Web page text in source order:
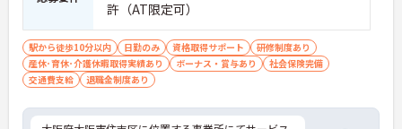
許（AT限定可）
駅から徒歩10分以内 日勤のみ 資格取得サポート
研修制度あり
産休･育休･介護休暇取得実績あり
ボーナス・賞与あり
社会保険完備
交通費支給
退職金制度あり